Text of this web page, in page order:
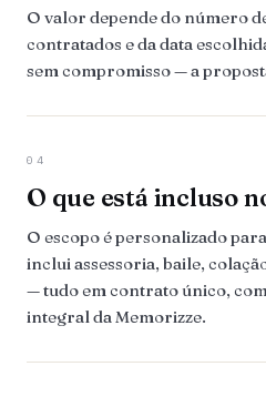
O valor depende do número
contratados e da data
sem compromisso — a
04
O que está incluso
O escopo é personalizado
inclui assessoria, baile,
— tudo em contrato único,
integral da Memorizze.